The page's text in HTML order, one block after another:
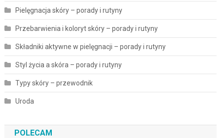
Pielęgnacja skóry – porady i rutyny
Przebarwienia i koloryt skóry – porady i rutyny
Składniki aktywne w pielęgnacji – porady i rutyny
Styl życia a skóra – porady i rutyny
Typy skóry – przewodnik
Uroda
POLECAM